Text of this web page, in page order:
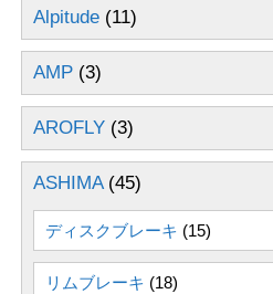
Alpitude (11)
AMP (3)
AROFLY (3)
ASHIMA(45)
ディスクブレーキ (15)
リムブレーキ (18)